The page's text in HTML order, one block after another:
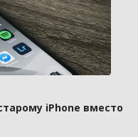
iPhone вместо